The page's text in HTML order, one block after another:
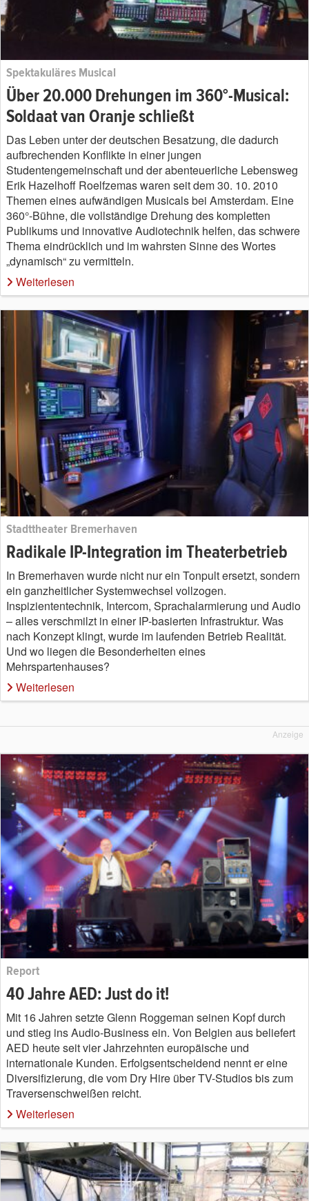
Spektakuläres Musical
Über 20.000 Drehungen im 360°-Musical:
Soldaat van Oranje schließt
Das Leben unter der deutschen Besatzung, die dadurch
aufbrechenden Konflikte in einer jungen
Studentengemeinschaft und der abenteuerliche Lebensweg
Erik Hazelhoff Roelfzemas waren seit dem 30. 10. 2010
Themen eines aufwändigen Musicals bei Amsterdam. Eine
360°-Bühne, die vollständige Drehung des kompletten
Publikums und innovative Audiotechnik helfen, das schwere
Thema eindrücklich und im wahrsten Sinne des Wortes
„dynamisch“ zu vermitteln.
Weiterlesen
Stadttheater Bremerhaven
Radikale IP-Integration im Theaterbetrieb
In Bremerhaven wurde nicht nur ein Tonpult ersetzt, sondern
ein ganzheitlicher Systemwechsel vollzogen.
Inspiziententechnik, Intercom, Sprachalarmierung und Audio
– alles verschmilzt in einer IP-basierten Infrastruktur. Was
nach Konzept klingt, wurde im laufenden Betrieb Realität.
Und wo liegen die Besonderheiten eines
Mehrspartenhauses?
Weiterlesen
Anzeige
Report
40 Jahre AED: Just do it!
Mit 16 Jahren setzte Glenn Roggeman seinen Kopf durch
und stieg ins Audio-Business ein. Von Belgien aus beliefert
AED heute seit vier Jahrzehnten europäische und
internationale Kunden. Erfolgsentscheidend nennt er eine
Diversifizierung, die vom Dry Hire über TV-Studios bis zum
Traversenschweißen reicht.
Weiterlesen